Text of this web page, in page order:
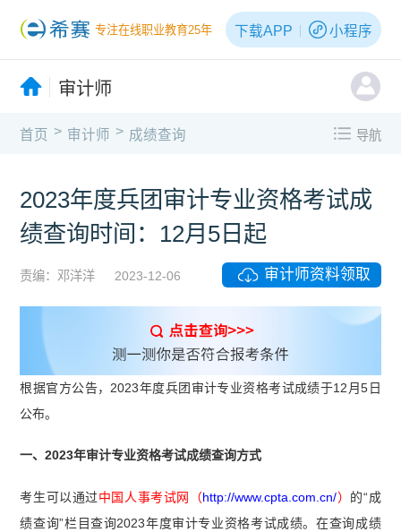
专注在线职业教育25年 下载APP 小程序
审计师
首页 > 审计师 > 成绩查询 导航
2023年度兵团审计专业资格考试成
绩查询时间：12月5日起
责编：邓洋洋 2023-12-06 审计师资料领取
根据官方公告，2023年度兵团审计专业资格考试成绩于12月5日
公布。
一、2023年审计专业资格考试成绩查询方式
考生可以通过中国人事考试网（http://www.cpta.com.cn/） 的“成
绩查询”栏目查询2023年度审计专业资格考试成绩。在查询成绩